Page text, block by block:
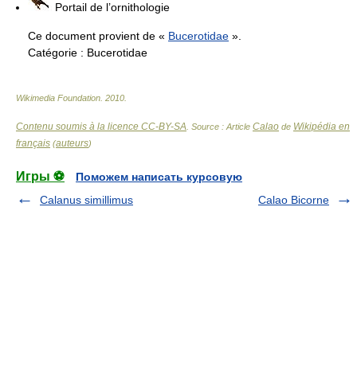
Portail de l’ornithologie
Ce document provient de « Bucerotidae ».
Catégorie : Bucerotidae
Wikimedia Foundation 2010
Contenu soumis à la licence CC-BY-SA . Source : Article Calao de Wikipédia en
français (auteurs)
Игры ⚽
Поможем написать курсовую
Calanus simillimus
Calao Bicorne